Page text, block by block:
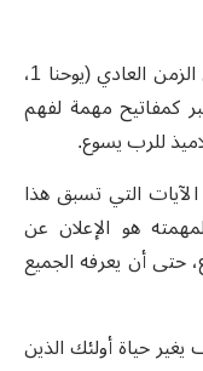
يقدم لنا المقطع الإنجيلي للأحد الثاني من الزمن العادي (يوحنا 1،
كمفاتيح مهمة لفهم
للرب يسوع.
التي تسبق هذا
الوحيد لمهمته هو الإعلان عن
حتى أن يعرفه الجميع
حياة أولئك الذين